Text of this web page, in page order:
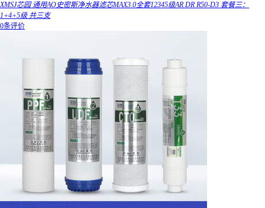
XMSJ芯园 通用AO史密斯净水器滤芯MAX3.0全套12345级AR DR R50-D3 套餐三：
1+4+5级 共三支
0条评价